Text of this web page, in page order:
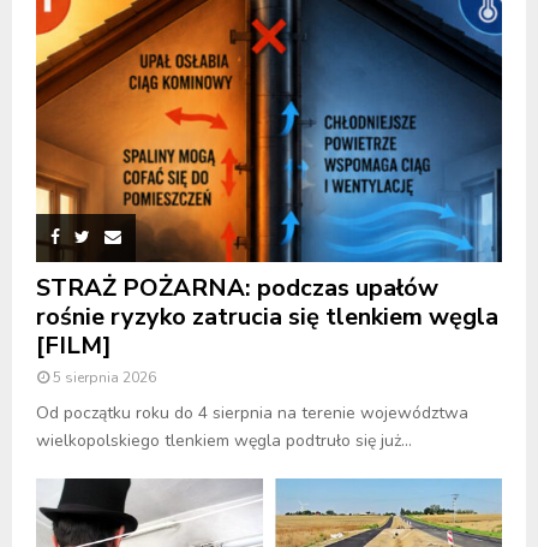
STRAŻ POŻARNA: podczas upałów
rośnie ryzyko zatrucia się tlenkiem węgla
[FILM]
5 sierpnia 2026
Od początku roku do 4 sierpnia na terenie województwa
wielkopolskiego tlenkiem węgla podtruło się już...